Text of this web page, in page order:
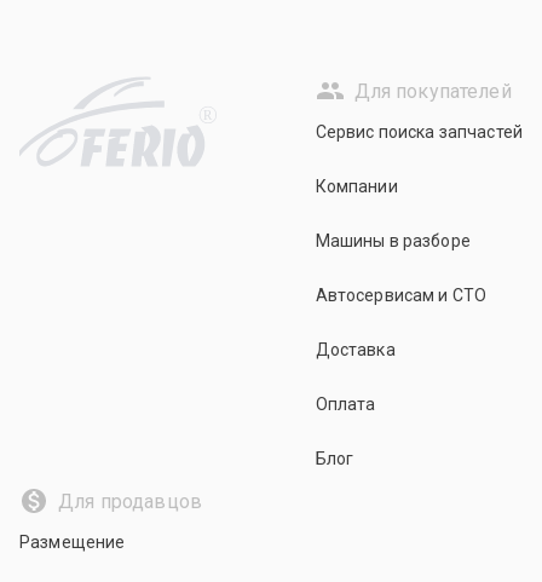
R
Для покупателей
Сервис поиска запчастей
Компании
Машины в разборе
Автосервисам и СТО
Доставка
Оплата
Блог
Для продавцов
Размещение